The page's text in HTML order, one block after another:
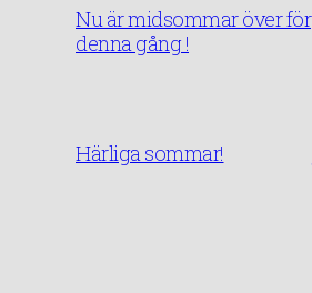
Nu är midsommar över för
denna gång !
Härliga sommar!